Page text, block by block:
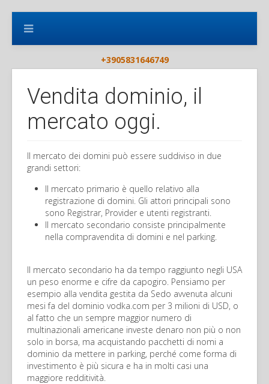
+3905831646749
Vendita dominio, il
mercato oggi.
Il mercato dei domini può essere suddiviso in due
grandi settori:
Il mercato primario è quello relativo alla
registrazione di domini. Gli attori principali sono
sono Registrar, Provider e utenti registranti.
Il mercato secondario consiste principalmente
nella compravendita di domini e nel parking.
Il mercato secondario ha da tempo raggiunto negli USA
un peso enorme e cifre da capogiro. Pensiamo per
esempio alla vendita gestita da Sedo avvenuta alcuni
mesi fa del dominio vodka.com per 3 milioni di USD, o
al fatto che un sempre maggior numero di
multinazionali americane investe denaro non più o non
solo in borsa, ma acquistando pacchetti di nomi a
dominio da mettere in parking, perché come forma di
investimento è più sicura e ha in molti casi una
maggiore redditività.